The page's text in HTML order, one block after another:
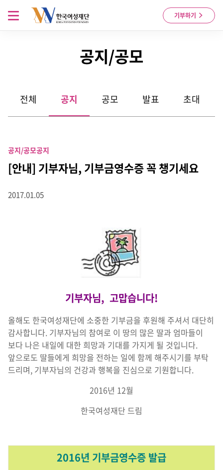
Skip to content
기부하기
메뉴 열기
공지/공모
전체 공지 공모 발표 초대
공지/공모공지
[안내] 기부자님, 기부금영수증 꼭 챙기세요
2017.01.05
기부자님, 고맙습니다!
올해도 한국여성재단에 소중한 기부금을 후원해 주셔서 대단히
감사합니다. 기부자님의 참여로 이 땅의 많은 딸과 엄마들이
보다 나은 내일에 대한 희망과 기대를 가지게 될 것입니다.
앞으로도 딸들에게 희망을 전하는 일에 함께 해주시기를 부탁
드리며, 기부자님의 건강과 행복을 진심으로 기원합니다.
2016년 12월
한국여성재단 드림
2016년 기부금영수증 발급